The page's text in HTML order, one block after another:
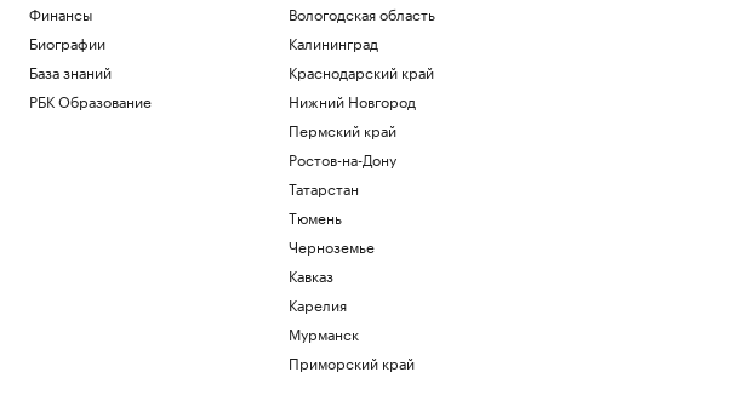
Как устроены приватные террасы в
квартирах «Серии плюс»
РБК и ПИК Серия плюс
Аэропорт Домодедово открыли для
приема и вылета самолетов
Женщина и ребенок погибли во время
Финансы
Биографии
База знаний
РБК Образование
Вологодская область
Калининград
Краснодарский край
Нижний Новгород
Пермский край
Ростов-на-Дону
Татарстан
Тюмень
Черноземье
Кавказ
Карелия
Мурманск
Приморский край